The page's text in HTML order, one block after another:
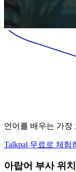
언어를 배우는 가장
Talkpal 무료로 체험
아랍어 부사 위